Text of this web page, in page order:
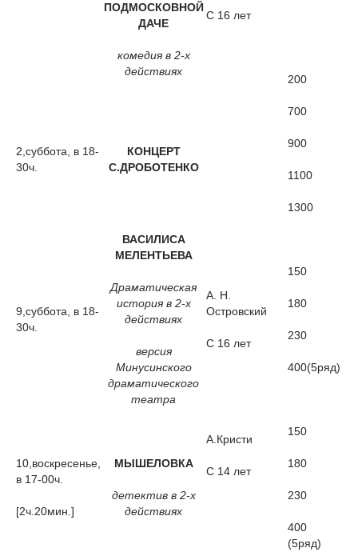
ПОДМОСКОВНОЙ
ДАЧЕ
комедия в 2-х
действиях
С 16 лет
200
2,суббота, в 18-
30ч.
КОНЦЕРТ
С.ДРОБОТЕНКО
700
900
1100
1300
9,суббота, в 18-
30ч.
ВАСИЛИСА
МЕЛЕНТЬЕВА
Драматическая
история в 2-х
действиях
версия
Минусинского
драматического
театра
А. Н.
Островский
С 16 лет
150
180
230
400(5ряд)
10,воскресенье,
в 17-00ч.
[2ч.20мин.]
МЫШЕЛОВКА
детектив в 2-х
действиях
А.Кристи
С 14 лет
150
180
230
400
(5ряд)